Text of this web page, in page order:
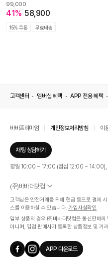
99,000
41% 58,900
15% 쿠폰 무료배송
고객센터 멤버십 혜택 APP 전용 혜택
바바프리미엄 개인정보처리방침 이
채팅 상담하기
평일 10:00 ~ 17:00 (점심 12:00 ~ 14:00),
(주)바바더닷컴
서울특별시 서초구 신반포로 339, 논현빌딩 (
사업자 등록번호 569-86-01308
통신판매업신고번호 제 2019 - 서울 서초 -
개인정보관리책임자 : 김효영
인증범위
온라인 쇼핑몰 서비스(바바
유효기간
2024.07.17 ~
고객님은 안전거래를 위해 현금 등으로 결제
스를 이용하실 수 있습니다. 가입사실확인
일부 상품의 경우 ㈜바바더닷컴은 통신판매
아니며, 입점 판매사가 등록한 상품정보 및 거
APP 다운로드